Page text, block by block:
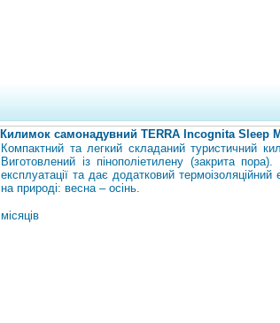
Килимок самонадувний TERRA Incognita Sleep
Компактний та легкий складаний туристичний
Виготовлений із пінополіетилену (закрита
експлуатації та дає додатковий
на природі: весна – осінь.
місяців